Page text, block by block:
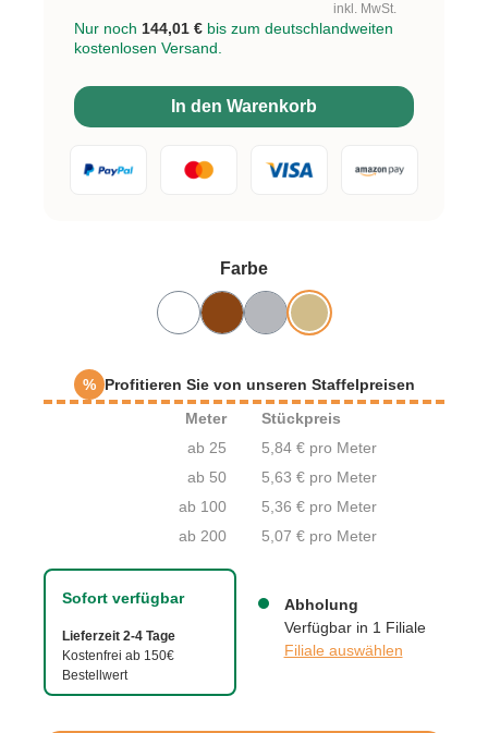
Sofort verfügbar
Lieferzeit 2-4 Tage
Kostenfrei ab 150€
Bestellwert
Abholung
Verfügbar in 1 Filiale
Filiale auswählen
Farbeauswählen
% Profitieren Sie von unseren Staffelpreisen
Meter
Stückpreis
ab 25
5,84 € pro Meter
ab 50
5,63 € pro Meter
ab 100
5,36 € pro Meter
ab 200
5,07 € pro Meter
inkl. MwSt.
Nur noch 144,01 € bis zum deutschlandweiten
kostenlosen Versand.
In den Warenkorb